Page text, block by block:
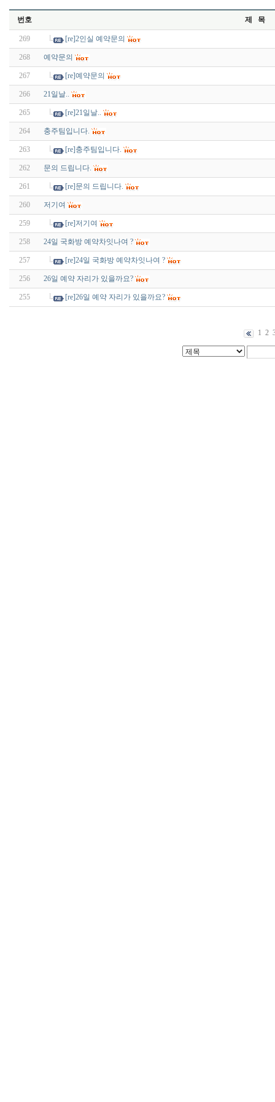
번호 제 목
269 [re]2인실 예약문의
268 예약문의
267 [re]예약문의
266 21일날..
265 [re]21일날..
264 충주팀입니다.
263 [re]충주팀입니다.
262 문의 드립니다.
261 [re]문의 드립니다.
260 저기여
259 [re]저기여
258 24일 국화방 예약차잇나여 ?
257 [re]24일 국화방 예약차잇나여 ?
256 26일 예약 자리가 있을까요?
255 [re]26일 예약 자리가 있을까요?
1 2